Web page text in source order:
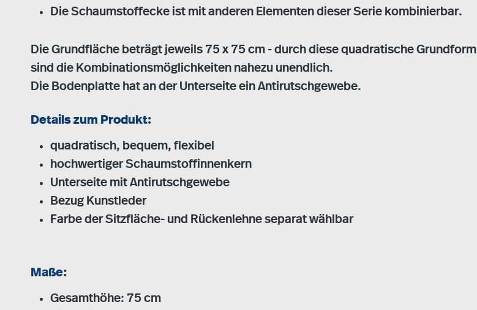
Die Schaumstoffecke ist mit anderen Elementen dieser Serie kombinierbar.
Die Grundfläche beträgt jeweils 75 x 75 cm - durch diese quadratische Grundform
sind die Kombinationsmöglichkeiten nahezu unendlich.
Die Bodenplatte hat an der Unterseite ein Antirutschgewebe.
Details zum Produkt:
quadratisch, bequem, flexibel
hochwertiger Schaumstoffinnenkern
Unterseite mit Antirutschgewebe
Bezug Kunstleder
Farbe der Sitzfläche- und Rückenlehne separat wählbar
Maße:
Gesamthöhe: 75 cm